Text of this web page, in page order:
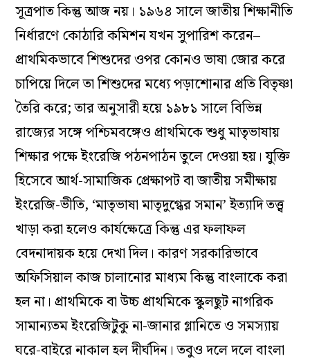
সূত্রপাত কিন্তু আজ নয়। ১৯৬৪ সালে জাতীয় শিক্ষানীতি
নির্ধারণে কোঠারি কমিশন যখন সুপারিশ করেন–
প্রাথমিকভাবে শিশুদের ওপর কোনও ভাষা জোর করে
চাপিয়ে দিলে তা শিশুদের মধ্যে পড়াশোনার প্রতি বিতৃষ্ণা
তৈরি করে; তার অনুসারী হয়ে ১৯৮১ সালে বিভিন্ন
রাজ্যের সঙ্গে পশ্চিমবঙ্গেও প্রাথমিকে শুধু মাতৃভাষায়
শিক্ষার পক্ষে ইংরেজি পঠনপাঠন তুলে দেওয়া হয়। যুক্তি
হিসেবে আর্থ-সামাজিক প্রেক্ষাপট বা জাতীয় সমীক্ষায়
ইংরেজি-ভীতি, ‘মাতৃভাষা মাতৃদুগ্ধের সমান’ ইত্যাদি তত্ত্ব
খাড়া করা হলেও কার্যক্ষেত্রে কিন্তু এর ফলাফল
বেদনাদায়ক হয়ে দেখা দিল। কারণ সরকারিভাবে
অফিসিয়াল কাজ চালানোর মাধ্যম কিন্তু বাংলাকে করা
হল না। প্রাথমিকে বা উচ্চ প্রাথমিকে স্কুলছুট নাগরিক
সামান্যতম ইংরেজিটুকু না-জানার গ্লানিতে ও সমস্যায়
ঘরে-বাইরে নাকাল হল দীর্ঘদিন। তবুও দলে দলে বাংলা